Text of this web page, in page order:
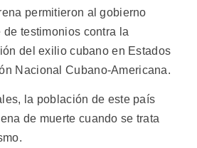
permitieron al gobierno
de testimonios contra la
del exilio cubano en Estados
Nacional Cubano-Americana.
la población de este país
de muerte cuando se trata